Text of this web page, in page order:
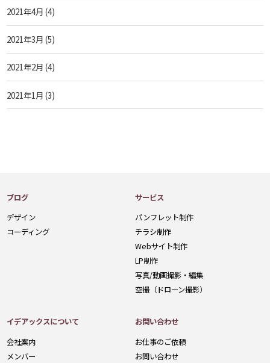
2021年4月 (4)
2021年3月 (5)
2021年2月 (4)
2021年1月 (3)
ブログ
デザイン
コーディング
サービス
パンフレット制作
チラシ制作
Webサイト制作
LP制作
写真/動画撮影・編集
空撮（ドローン撮影）
イデアックスについて
会社案内
メンバー
お問い合わせ
お仕事のご依頼
お問い合わせ